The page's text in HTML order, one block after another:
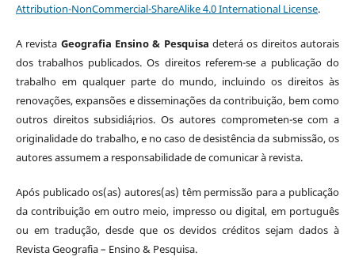
Attribution-NonCommercial-ShareAlike 4.0 International License.
A revista Geografia Ensino & Pesquisa deterá os direitos autorais
dos trabalhos publicados. Os direitos referem-se a publicação do
trabalho em qualquer parte do mundo, incluindo os direitos às
renovações, expansões e disseminações da contribuição, bem como
outros direitos subsidiá¡rios. Os autores comprometen-se com a
originalidade do trabalho, e no caso de desistência da submissão, os
autores assumem a responsabilidade de comunicar à revista.
Após publicado os(as) autores(as) têm permissão para a publicação
da contribuição em outro meio, impresso ou digital, em português
ou em tradução, desde que os devidos créditos sejam dados à
Revista Geografia – Ensino & Pesquisa.